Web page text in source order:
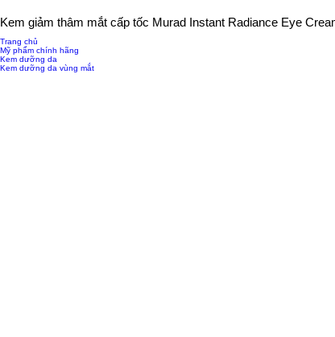
Kem giảm thâm mắt cấp tốc Murad Instant Radiance Eye
Trang chủ
Mỹ phẩm chính hãng
Kem dưỡng da
Kem dưỡng da vùng mắt